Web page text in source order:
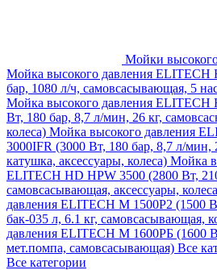
Мойки
Мойка высокого давления ELITECH
бар, 1080 л/ч, самовсасывающая, 5
Мойка высокого давления ELITECH
Вт, 180 бар, 8,7 л/мин, 26 кг,
колеса) Мойка высокого давления
3000IFR (3000 Вт, 180 бар, 8,7 л/мин,
катушка, аксессуары, колеса) Мойка
ELITECH HD HPW 3500 (2800 Вт,
самовсасывающая, аксессуары,
давления ELITECH M 1500P2 (1500
бак-035 л, 6.1 кг, самовсасывающая,
давления ELITECH М 1600РБ (1600
мет.помпа, самовсасывающая) Все
Все категории